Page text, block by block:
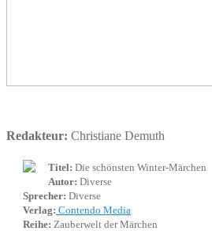
Redakteur: Christiane Demuth
Titel: Die schönsten Winter-Märchen
Autor: Diverse
Sprecher: Diverse
Verlag: Contendo Media
Reihe: Zauberwelt der Märchen